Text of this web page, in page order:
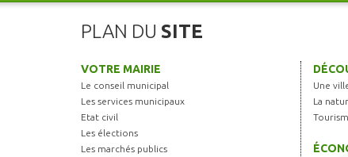
PLAN DU SITE
VOTRE MAIRIE
Le conseil municipal
Les services municipaux
Etat civil
Les élections
Les marchés publics
Une
La